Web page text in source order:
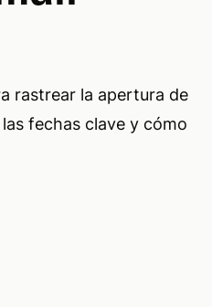
rastrear la apertura de
fechas clave y cómo